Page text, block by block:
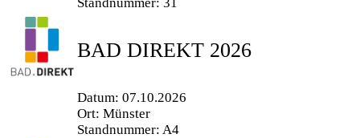
BAD DIREKT 2026
Datum: 07.10.2026
Ort: Münster
Standnummer: A4